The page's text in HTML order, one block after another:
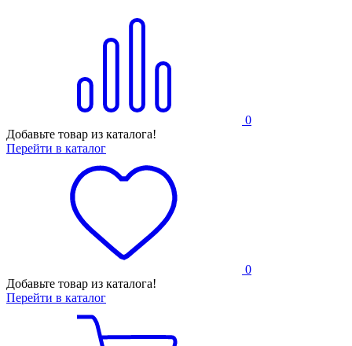
0
Добавьте товар из каталога!
Перейти в каталог
0
Добавьте товар из каталога!
Перейти в каталог